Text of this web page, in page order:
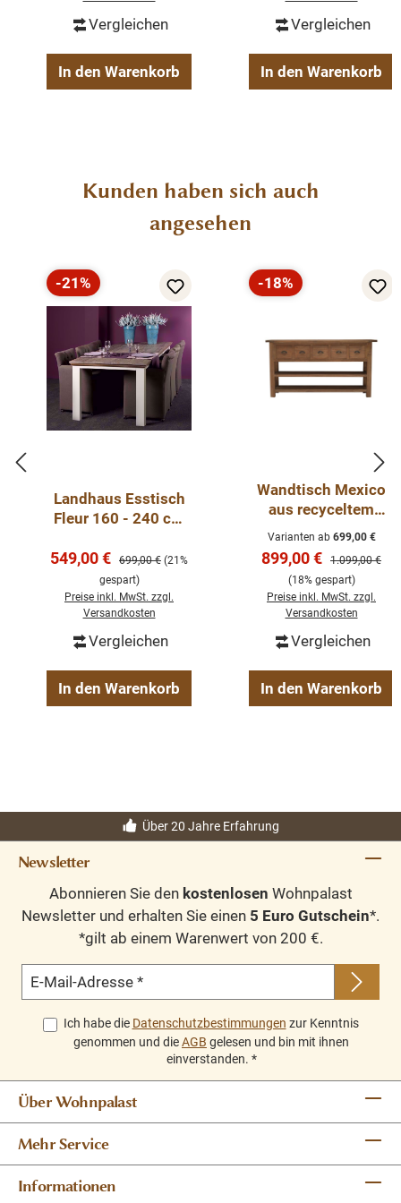
Vergleichen
In den Warenkorb
Vergleichen
In den Warenkorb
Produktgalerie überspringen
Kunden haben sich auch
angesehen
Rabatt
-21%
Landhaus Esstisch
Fleur 160 - 240 cm
Verkaufspreis:
549,00 € Regulärer Preis:
699,00 € (21%
gespart)
Preise inkl. MwSt. zzgl.
Versandkosten
Vergleichen
In den Warenkorb
Rabatt
-18%
Wandtisch Mexico
aus recyceltem
Teakholz
Varianten ab699,00 €
Verkaufspreis:
899,00 € Regulärer
1.099,00 €
(18% gespart)
Preise inkl. MwSt. zzgl.
Versandkosten
Vergleichen
In den Warenkorb
Über 20 Jahre Erfahrung
Newsletter
Abonnieren Sie den kostenlosen Wohnpalast
Newsletter und erhalten Sie einen 5 Euro Gutschein*.
*gilt ab einem Warenwert von 200 €.
E-Mail-Adresse *
Ich habe die Datenschutzbestimmungen zur Kenntnis
genommen und dieAGB gelesen und bin mit ihnen
einverstanden. *
Über Wohnpalast
Mehr Service
Informationen